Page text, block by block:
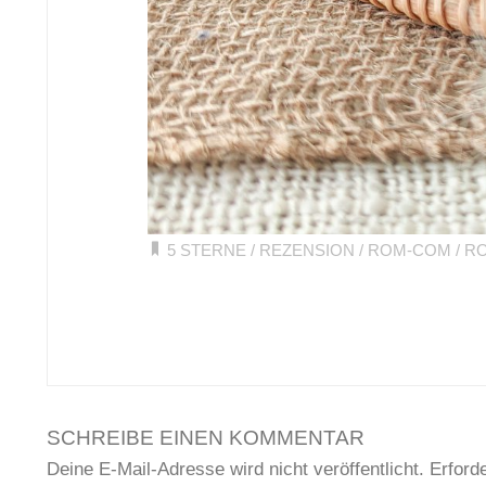
5 STERNE / REZENSION / ROM-COM /
SCHREIBE EINEN KOMMENTAR
Deine E-Mail-Adresse wird nicht veröffentlicht.